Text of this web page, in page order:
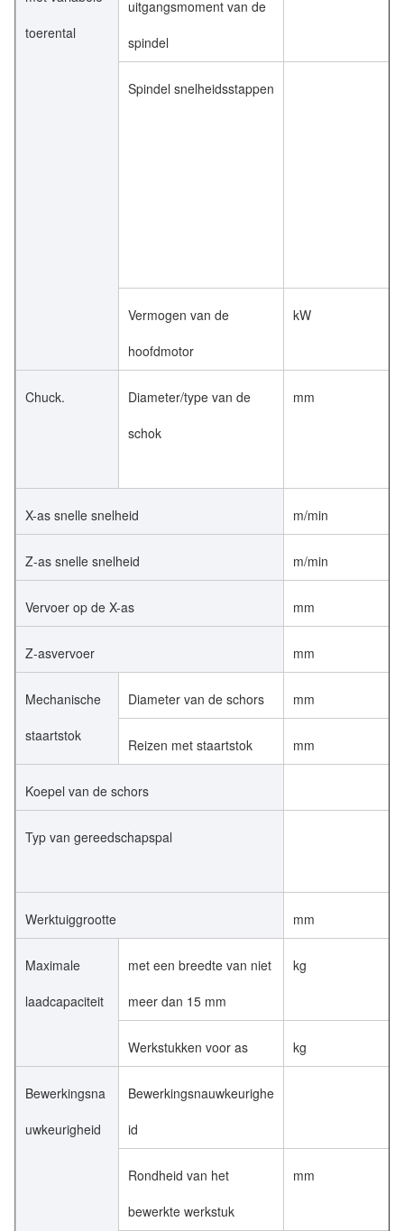
toerental
uitgangsmoment van de
spindel
Spindel snelheidsstappen
Vermogen van de
hoofdmotor
kW
Chuck.
Diameter/type van de
schok
mm
X-as snelle snelheid m/min
Z-as snelle snelheid m/min
Vervoer op de X-as mm
Z-asvervoer mm
Mechanische
staartstok
Diameter van de schors mm
Reizen met staartstok mm
Koepel van de schors
Typ van gereedschapspal
Werktuiggrootte mm
Maximale
laadcapaciteit
met een breedte van niet
meer dan 15 mm
kg
Werkstukken voor as kg
Bewerkingsna
uwkeurigheid
Bewerkingsnauwkeurighe
id
Rondheid van het
bewerkte werkstuk
mm